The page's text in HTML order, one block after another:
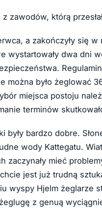
zawodów, którą
a zakończyły się
wystartowały dwa dni
można było żeglować
miejsca postoju
terminów
były bardzo dobre.
wody Kattegatu.
zaczynały mieć
jest już trudną
wyspy Hjelm żeglarze
z genuą